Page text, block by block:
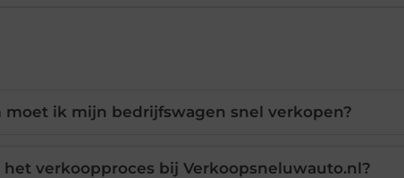
moet ik mijn bedrijfswagen snel verkopen?
het verkoopproces bij Verkoopsneluwauto.nl?